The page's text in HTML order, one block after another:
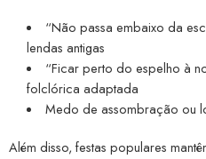
“Não passa embaixo da
lendas antigas
“Ficar perto do espelho à
folclórica adaptada
Medo de assombração ou
Além disso, festas populares